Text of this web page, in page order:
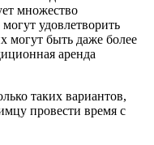
множество
удовлетворить
могут быть даже более
аренда
таких вариантов,
провести время с